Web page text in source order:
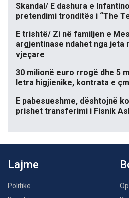
Skandal/ E dashura e
pretendimi tronditës i “The
E trishtë/ Zi në familjen e
argjentinase ndahet nga jeta
vjeçare
30 milionë euro rrogë dhe 5
letra higjienike, kontrata e
E pabesueshme, dështojnë
prishet transferimi i Fisnik
Lajme
Politikë